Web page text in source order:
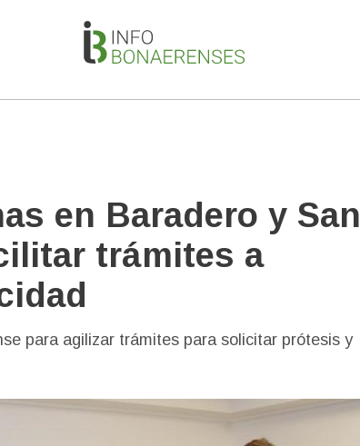
en Baradero y San
trámites a
para agilizar trámites para solicitar prótesis y